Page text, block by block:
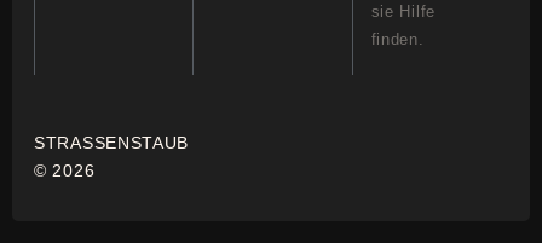
sie Hilfe
finden.
STRASSENSTAUB
© 2026